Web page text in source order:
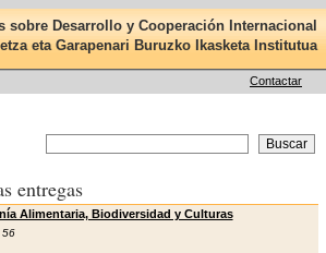
sobre Desarrollo y Cooperación Internacional
eta Garapenari Buruzko Ikasketa Institutua
Contactar
entregas
Alimentaria, Biodiversidad y Culturas
56